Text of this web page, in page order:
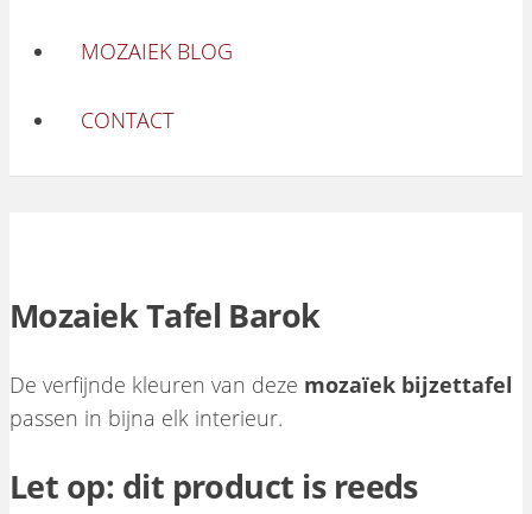
MOZAIEK BLOG
CONTACT
Mozaiek Tafel Barok
De verfijnde kleuren van deze mozaïek bijzettafel
passen in bijna elk interieur.
Let op: dit product is reeds